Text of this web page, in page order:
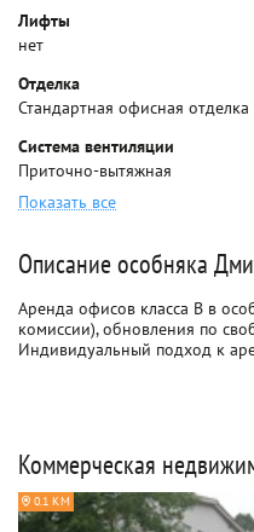
Лифты
нет
Отделка
Стандартная офисная отделка
Система вентиляции
Приточно-вытяжная
Показать все
Описание особняка
Аренда офисов класса B в
комиссии), обновления по
Индивидуальный подход к
Коммерческая
0.1 КМ